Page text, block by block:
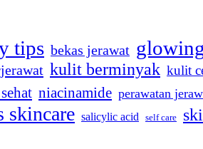
tips bekas jerawat
kulit berminyak kulit
niacinamide perawatan
skincare salicylic acid self care